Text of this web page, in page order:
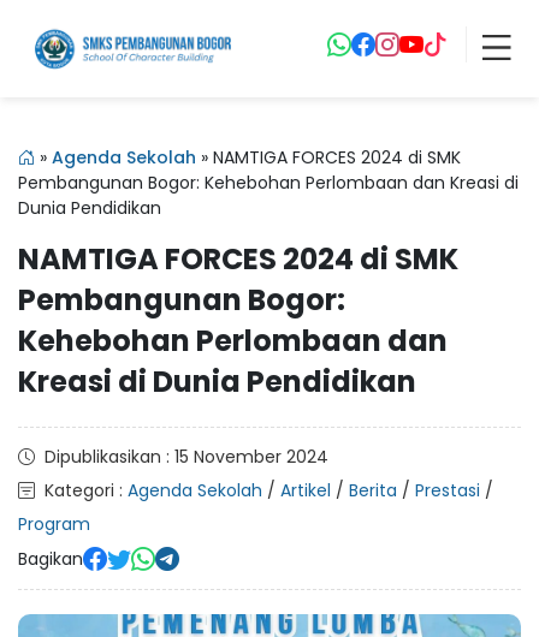
» Agenda Sekolah » NAMTIGA FORCES 2024 di SMK
Pembangunan Bogor: Kehebohan Perlombaan dan Kreasi di
Dunia Pendidikan
NAMTIGA FORCES 2024 di SMK
Pembangunan Bogor:
Kehebohan Perlombaan dan
Kreasi di Dunia Pendidikan
Dipublikasikan : 15 November 2024
Kategori : Agenda Sekolah / Artikel / Berita / Prestasi /
Program
Bagikan